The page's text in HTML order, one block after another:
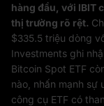
hàng đầu, với IBIT
thị trường rõ rệt.
$335.5 triệu dòng
Investments ghi
Bitcoin Spot ETF
nào, nhấn mạnh sự
công cụ ETF có